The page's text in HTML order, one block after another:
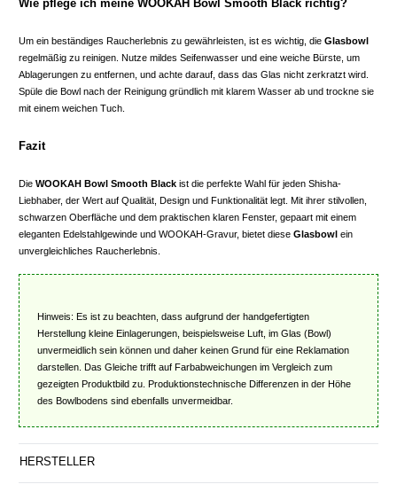
Wie pflege ich meine WOOKAH Bowl Smooth Black richtig?
Um ein beständiges Raucherlebnis zu gewährleisten, ist es wichtig, die Glasbowl
regelmäßig zu reinigen. Nutze mildes Seifenwasser und eine weiche Bürste, um
Ablagerungen zu entfernen, und achte darauf, dass das Glas nicht zerkratzt wird.
Spüle die Bowl nach der Reinigung gründlich mit klarem Wasser ab und trockne sie
mit einem weichen Tuch.
Fazit
Die WOOKAH Bowl Smooth Black ist die perfekte Wahl für jeden Shisha-
Liebhaber, der Wert auf Qualität, Design und Funktionalität legt. Mit ihrer stilvollen,
schwarzen Oberfläche und dem praktischen klaren Fenster, gepaart mit einem
eleganten Edelstahlgewinde und WOOKAH-Gravur, bietet diese Glasbowl ein
unvergleichliches Raucherlebnis.
Hinweis: Es ist zu beachten, dass aufgrund der handgefertigten
Herstellung kleine Einlagerungen, beispielsweise Luft, im Glas (Bowl)
unvermeidlich sein können und daher keinen Grund für eine Reklamation
darstellen. Das Gleiche trifft auf Farbabweichungen im Vergleich zum
gezeigten Produktbild zu. Produktionstechnische Differenzen in der Höhe
des Bowlbodens sind ebenfalls unvermeidbar.
HERSTELLER